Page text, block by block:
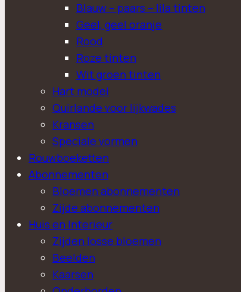
Blauw – paars – lila tinten
Geel, geel oranje
Rood
Roze tinten
Wit groen tinten
Hart model
Quirlande voor lijkwades
Kransen
Speciale vormen
Rouwboeketten
Abonnementen
Bloemen abonnementen
Zijde abonnementen
Huis en Interieur
Zijden losse bloemen
Beelden
Kaarsen